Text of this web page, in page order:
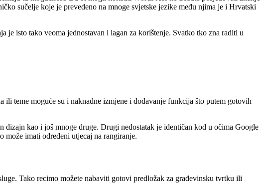
sučelje koje je prevedeno na mnoge svjetske jezike među njima je i Hrvatski
isto tako veoma jednostavan i lagan za korištenje. Svatko tko zna raditi u
teme moguće su i naknadne izmjene i dodavanje funkcija što putem gotovih
kao i još mnoge druge. Drugi nedostatak je identičan kod u očima Google
imati određeni utjecaj na rangiranje.
Tako recimo možete nabaviti gotovi predložak za građevinsku tvrtku ili